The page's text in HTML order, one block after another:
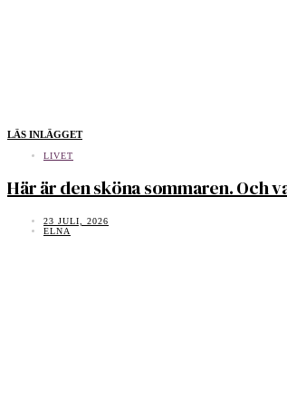
LÄS INLÄGGET
LIVET
Här är den sköna sommaren. Och
23 JULI, 2026
ELNA